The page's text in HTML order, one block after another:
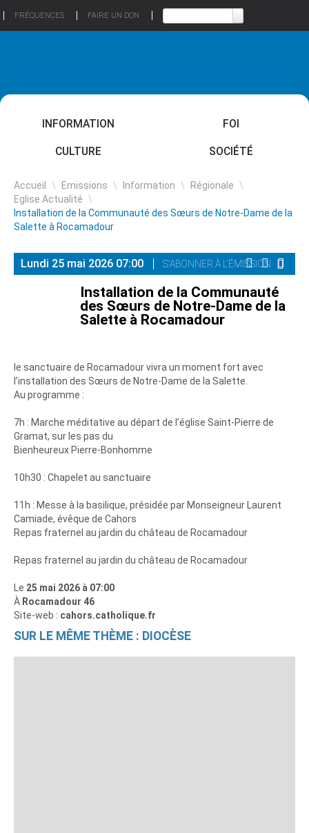
FRÉQUENCES FAIRE UN DON
INFORMATION FOI
CULTURE SOCIÉTÉ
Accueil \ Emissions \ Information \ Régionale \
Eglise Actualité \
Installation de la Communauté des Sœurs de Notre-Dame de la
Salette à Rocamadour
Lundi 25 mai 2026 07:00 S'ABONNER À L'ÉMISSION
Installation de la Communauté
des Sœurs de Notre-Dame de la
Salette à Rocamadour
le sanctuaire de Rocamadour vivra un moment fort avec
l’installation des Sœurs de Notre-Dame de la Salette.
Au programme :
7h : Marche méditative au départ de l’église Saint-Pierre de
Gramat, sur les pas du
Bienheureux Pierre-Bonhomme
10h30 : Chapelet au sanctuaire
11h : Messe à la basilique, présidée par Monseigneur Laurent
Camiade, évêque de Cahors
Repas fraternel au jardin du château de Rocamadour
Repas fraternel au jardin du château de Rocamadour
Le 25 mai 2026 à 07:00
À Rocamadour 46
Site-web : cahors.catholique.fr
SUR LE MÊME THÈME : DIOCÈSE